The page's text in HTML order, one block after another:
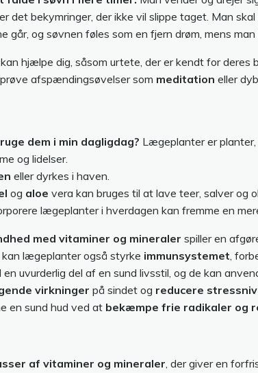
det bekymringer, der ikke vil slippe taget. Man
går, og søvnen føles som en fjern drøm, mens
hjælpe dig, såsom urtete, der er kendt for deres
afspændingsøvelser som meditation eller
dem i min dagligdag? Lægeplanter er
og lidelser.
eller dyrkes i haven.
og aloe vera kan bruges til at lave teer, salver og
lægeplanter i hverdagen kan fremme en
med vitaminer og mineraler spiller en
kan lægeplanter også styrke immunsystemet,
uvurderlig del af en sund livsstil, og de kan
virkninger på sindet og reducere
en sund hud ved at bekæmpe frie radikaler og
af vitaminer og mineraler, der giver en